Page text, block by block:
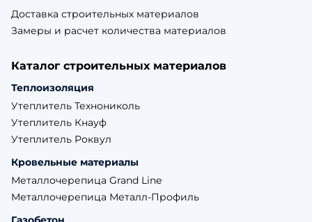
Доставка строительных материалов
Замеры и расчет количества материалов
Каталог строительных материалов
Теплоизоляция
Утеплитель Технониколь
Утеплитель Кнауф
Утеплитель Роквул
Кровельные материалы
Металлочерепица Grand Line
Металлочерепица Металл-Профиль